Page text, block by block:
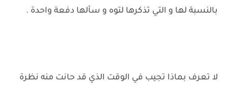
بالنسبة لها و التي تذكرها لتوه و سألها دفعة واحدة .
لا تعرف بماذا تجيب في الوقت الذي قد حانت منه نظرة